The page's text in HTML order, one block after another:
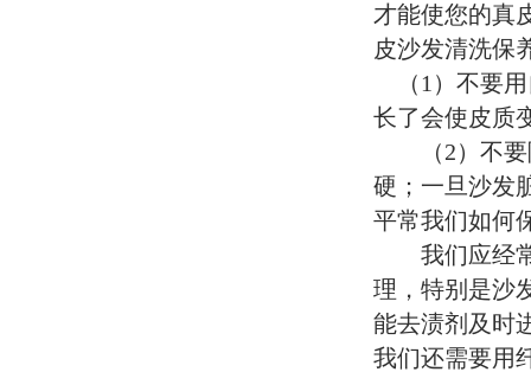
才能使您的真
皮沙发清洗保
（1）不要用
长了会使皮质
（2）不要
硬；一旦沙发
平常我们如何
我们应经常
理，特别是沙
能去渍剂及时
我们还需要用